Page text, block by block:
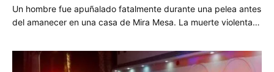
Un hombre fue apuñalado fatalmente durante una pelea antes
del amanecer en una casa de Mira Mesa. La muerte violenta…